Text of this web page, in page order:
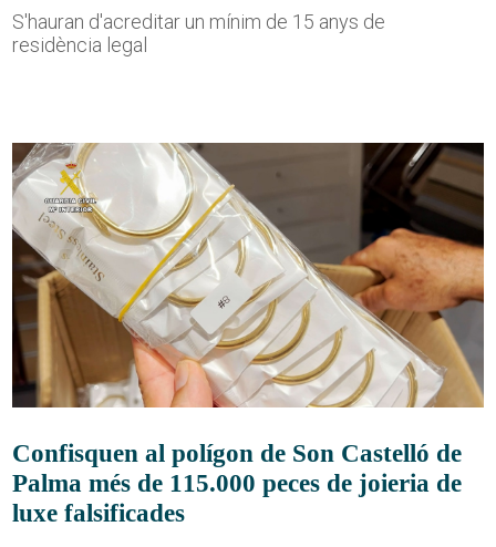
S'hauran d'acreditar un mínim de 15 anys de
residència legal
Confisquen al polígon de Son Castelló de
Palma més de 115.000 peces de joieria de
luxe falsificades